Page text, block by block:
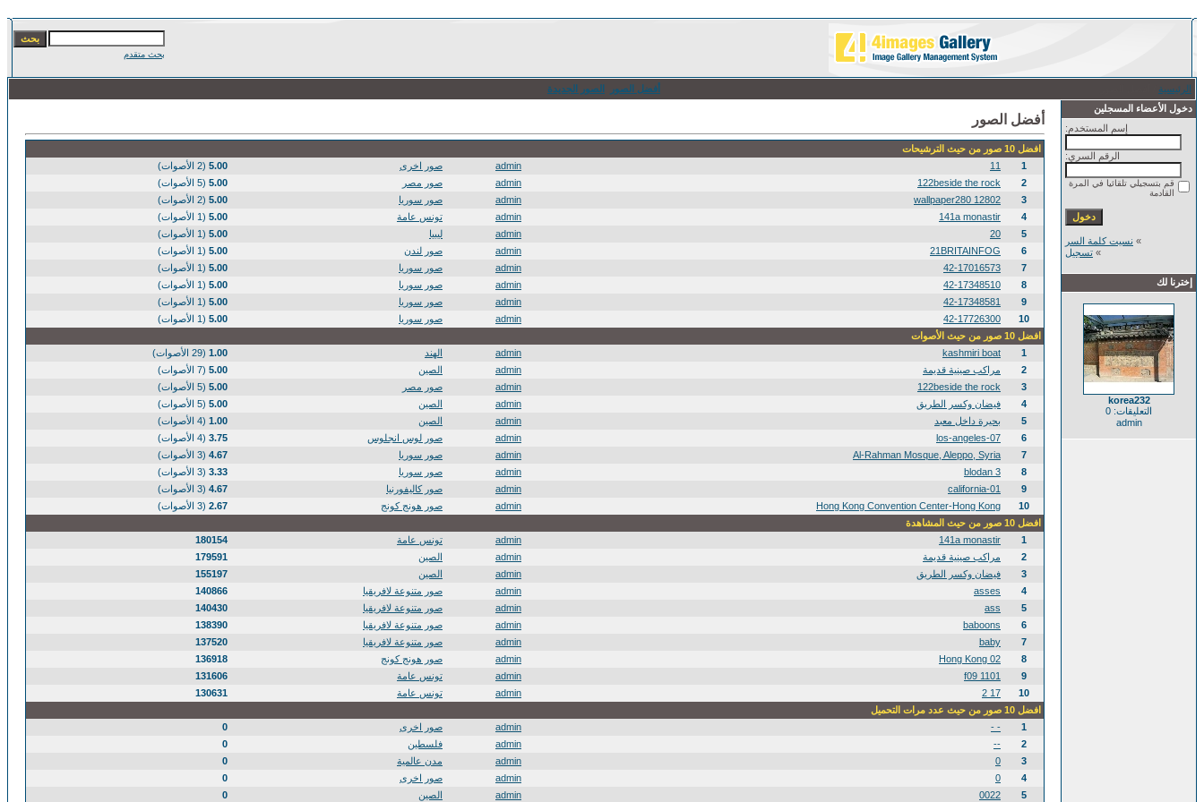
بحث متقدم
الرئيسية أفضل الصور
الصور الجديدة
دخول الأعضاء المسجلين
إسم المستخدم:
الرقم السري:
قم بتسجيلي تلقائيا في المرة
القادمة
» نسيت كلمة السر
» تسجيل
إخترنا لك
korea232
التعليقات: 0
admin
أفضل الصور
افضل 10 صور من حيث الترشيحات
1
11
admin صور اخرى 5.00 (2 الأصوات)
2
122beside the rock
admin صور مصر 5.00 (5 الأصوات)
3
12802 wallpaper280
admin صور سوريا 5.00 (2 الأصوات)
4
141a monastir
admin تونس عامة 5.00 (1 الأصوات)
5
20
admin ليبيا 5.00 (1 الأصوات)
6
21BRITAINFOG
admin صور لندن 5.00 (1 الأصوات)
7
42-17016573
admin صور سوريا 5.00 (1 الأصوات)
8
42-17348510
admin صور سوريا 5.00 (1 الأصوات)
9
42-17348581
admin صور سوريا 5.00 (1 الأصوات)
10
42-17726300
admin صور سوريا 5.00 (1 الأصوات)
افضل 10 صور من حيث الأصوات
1
kashmiri boat
admin الهند 1.00 (29 الأصوات)
2
مراكب صينية قديمة admin الصين 5.00 (7 الأصوات)
3
122beside the rock
admin صور مصر 5.00 (5 الأصوات)
4
فيضان وكسر الطريق admin الصين 5.00 (5 الأصوات)
5
بحيرة داخل معبد admin الصين 1.00 (4 الأصوات)
6
los-angeles-07
admin صور لوس انجلوس 3.75 (4 الأصوات)
7
Al-Rahman Mosque, Aleppo, Syria
admin صور سوريا 4.67 (3 الأصوات)
8
blodan 3
admin صور سوريا 3.33 (3 الأصوات)
9
california-01
admin صور كاليفورنيا 4.67 (3 الأصوات)
10
Hong Kong Convention Center-Hong Kong
admin صور هونج كونج 2.67 (3 الأصوات)
افضل 10 صور من حيث المشاهدة
1
141a monastir
admin تونس عامة
180154
2
مراكب صينية قديمة admin الصين
179591
3
فيضان وكسر الطريق admin الصين
155197
4
asses
admin صور متنوعة لافريقيا
140866
5
ass
admin صور متنوعة لافريقيا
140430
6
baboons
admin صور متنوعة لافريقيا
138390
7
baby
admin صور متنوعة لافريقيا
137520
8
02 Hong Kong
admin صور هونج كونج
136918
9
1101 f09
admin تونس عامة
131606
10
17 2
admin تونس عامة
130631
افضل 10 صور من حيث عدد مرات التحميل
1
- -
admin صور اخرى
0
2
--
admin فلسطين
0
3
0
admin مدن عالمية
0
4
0
admin صور اخرى
0
5
0022
admin الصين 0